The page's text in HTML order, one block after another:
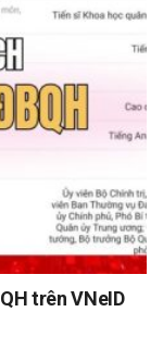
trên VNeID